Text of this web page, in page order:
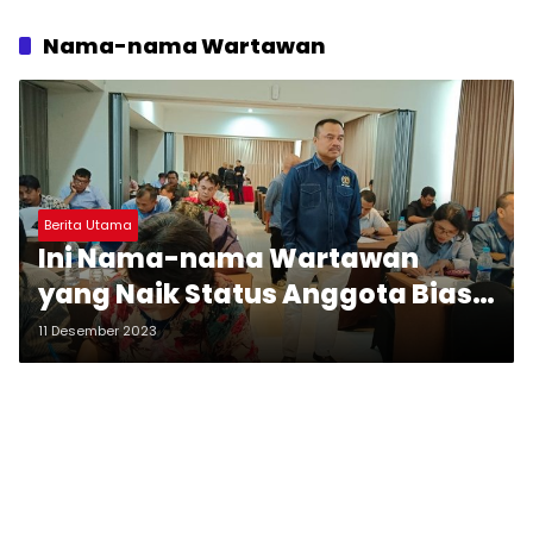
Nama-nama Wartawan
Berita Utama
Ini Nama-nama Wartawan
yang Naik Status Anggota Biasa
PWI
11 Desember 2023